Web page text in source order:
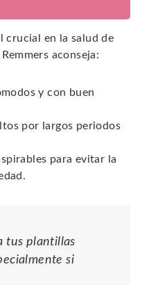
crucial en la salud de
aconseja:
y con buen
por largos periodos
para evitar la
tus plantillas
si